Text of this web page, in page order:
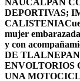
NAUCALPAN
DEPORTIVAS;
CALISTENIA
mujer
y con
DE
ENVOLTORIOS
UNA